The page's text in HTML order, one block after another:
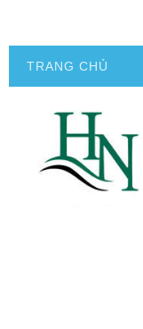
TRANG CHỦ